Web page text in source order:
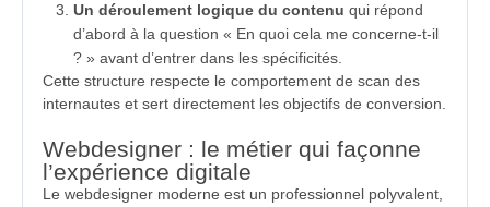
Un déroulement logique du contenu qui répond
d’abord à la question « En quoi cela me concerne-t-il
? » avant d’entrer dans les spécificités.
Cette structure respecte le comportement de scan des
internautes et sert directement les objectifs de conversion.
Webdesigner : le métier qui façonne
l’expérience digitale
Le webdesigner moderne est un professionnel polyvalent,